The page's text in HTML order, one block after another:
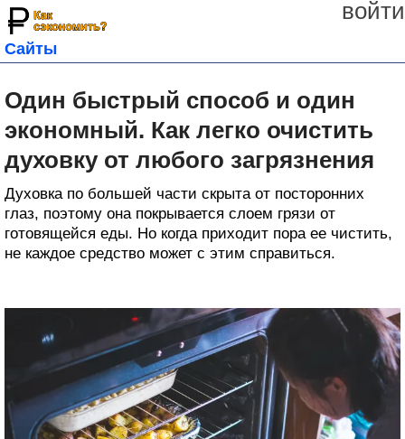
войти
Сайты
Один быстрый способ и один
экономный. Как легко очистить
духовку от любого загрязнения
Духовка по большей части скрыта от посторонних
глаз, поэтому она покрывается слоем грязи от
готовящейся еды. Но когда приходит пора ее чистить,
не каждое средство может с этим справиться.